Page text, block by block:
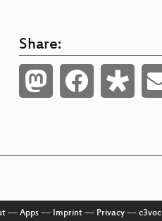
Share:
–– Apps –– Imprint –– Privacy –– c3voc